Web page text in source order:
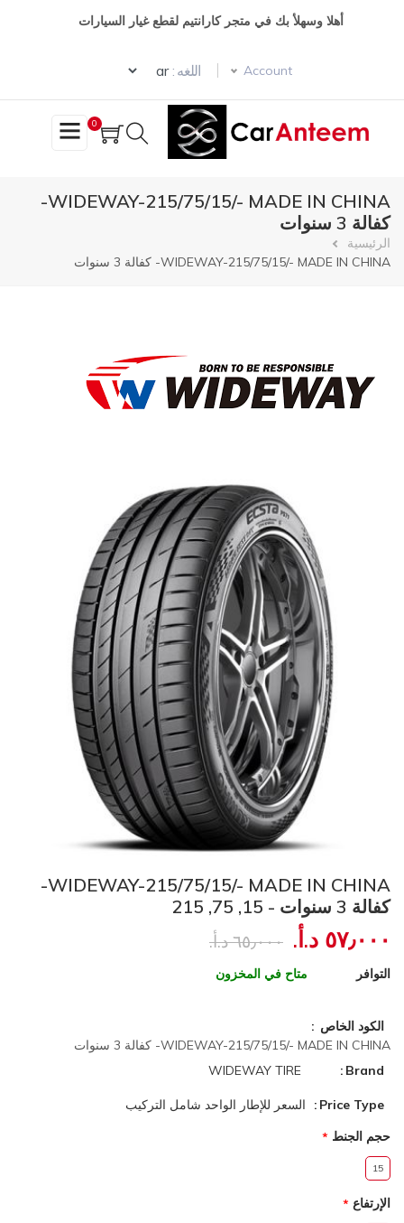
أهلا وسهلأ بك في متجر كارانتيم لقطع غيار السيارات
Account اللغه :
Select your language
0
WIDEWAY-215/75/15/- MADE IN CHINA-
كفالة 3 سنوات
مسار
الرئيسية
WIDEWAY-215/75/15/- MADE IN CHINA- كفالة 3 سنوات
WIDEWAY-215/75/15/- MADE IN CHINA-
كفالة 3 سنوات - 15, 75, 215
٥٧٫٠٠٠ د.أ.‏ ٦٥٫٠٠٠ د.أ.‏
التوافر متاح في المخزون
الكود الخاص
WIDEWAY-215/75/15/- MADE IN CHINA- كفالة 3 سنوات
Brand
WIDEWAY TIRE
Price Type
السعر للإطار الواحد شامل التركيب
حجم الجنط
15
الإرتفاع